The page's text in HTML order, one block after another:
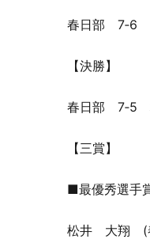
春日部 7‐6
【決勝】
春日部 7‐5
【三賞】
■最優秀選手
松井 大翔 (